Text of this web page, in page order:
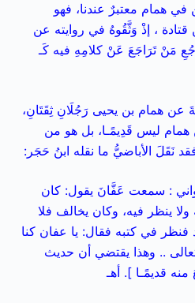
في همام معتبرٌ عندنا، فهو
، إذْ وَثَّقُوهُ في روايته عن
مَنْ تَرَاجَعَ عَنْ كلامِهِ فيه كَـ
عن همام بن يحيى رَجُلَانِ ثِقَتَانِ،
ليس قَدِيمًـا، بل هو من
نَقَلَ الأباضيُّ ما نقله ابنُ حَجَر:
: سمعت عَفَّانَ يقول: كان
ولا ينظر فيه، وكان يخالف فلا
فنظر في كتبه فقال: يا عفان كنا
.. وهذا يقتضي أن حديث
قديمًـا ]. أهـ